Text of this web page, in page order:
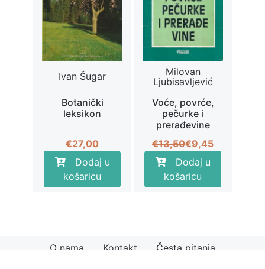
Ivan Šugar
Botanički
leksikon
€27,00
Dodaj u
košaricu
Milovan
Ljubisavljević
Voće, povrće,
pečurke i
prerađevine
€13,50Izvorna
cijena
bila
je:
€9,45
Trenutna
cijena
je:
€9,45.
Dodaj u
košaricu
O nama Kontakt
Česta pitanja